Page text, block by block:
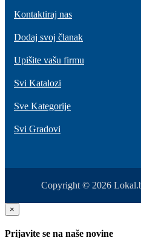
Kontaktiraj nas
Dodaj svoj članak
Upišite vašu firmu
Svi Katalozi
Sve Kategorije
Svi Gradovi
Copyright © 2026
×
Prijavite se na naše novine